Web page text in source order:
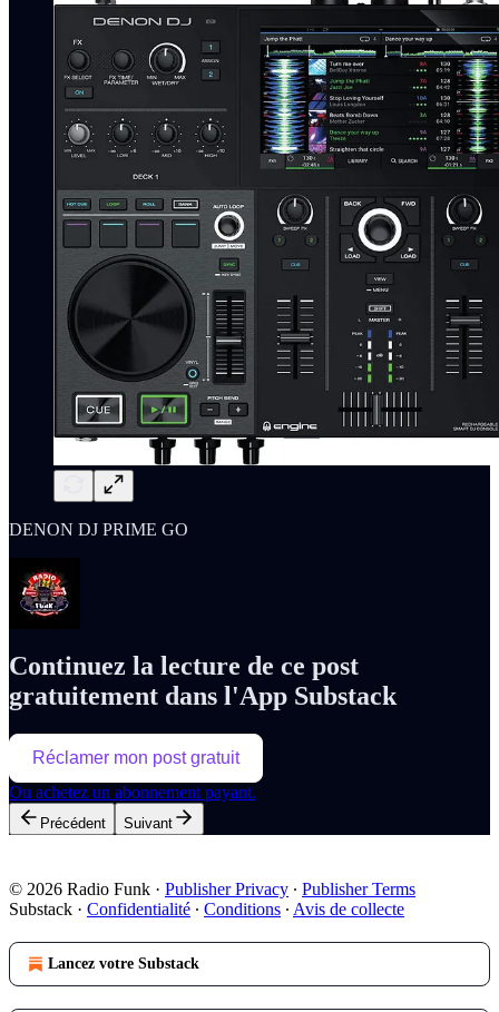
DENON DJ PRIME GO
Continuez la lecture de ce post
gratuitement dans l'App Substack
Réclamer mon post gratuit
Ou achetez un abonnement payant.
Précédent Suivant
© 2026 Radio Funk · Publisher Privacy ∙ Publisher Terms
Substack · Confidentialité ∙ Conditions ∙ Avis de collecte
Lancez votre Substack